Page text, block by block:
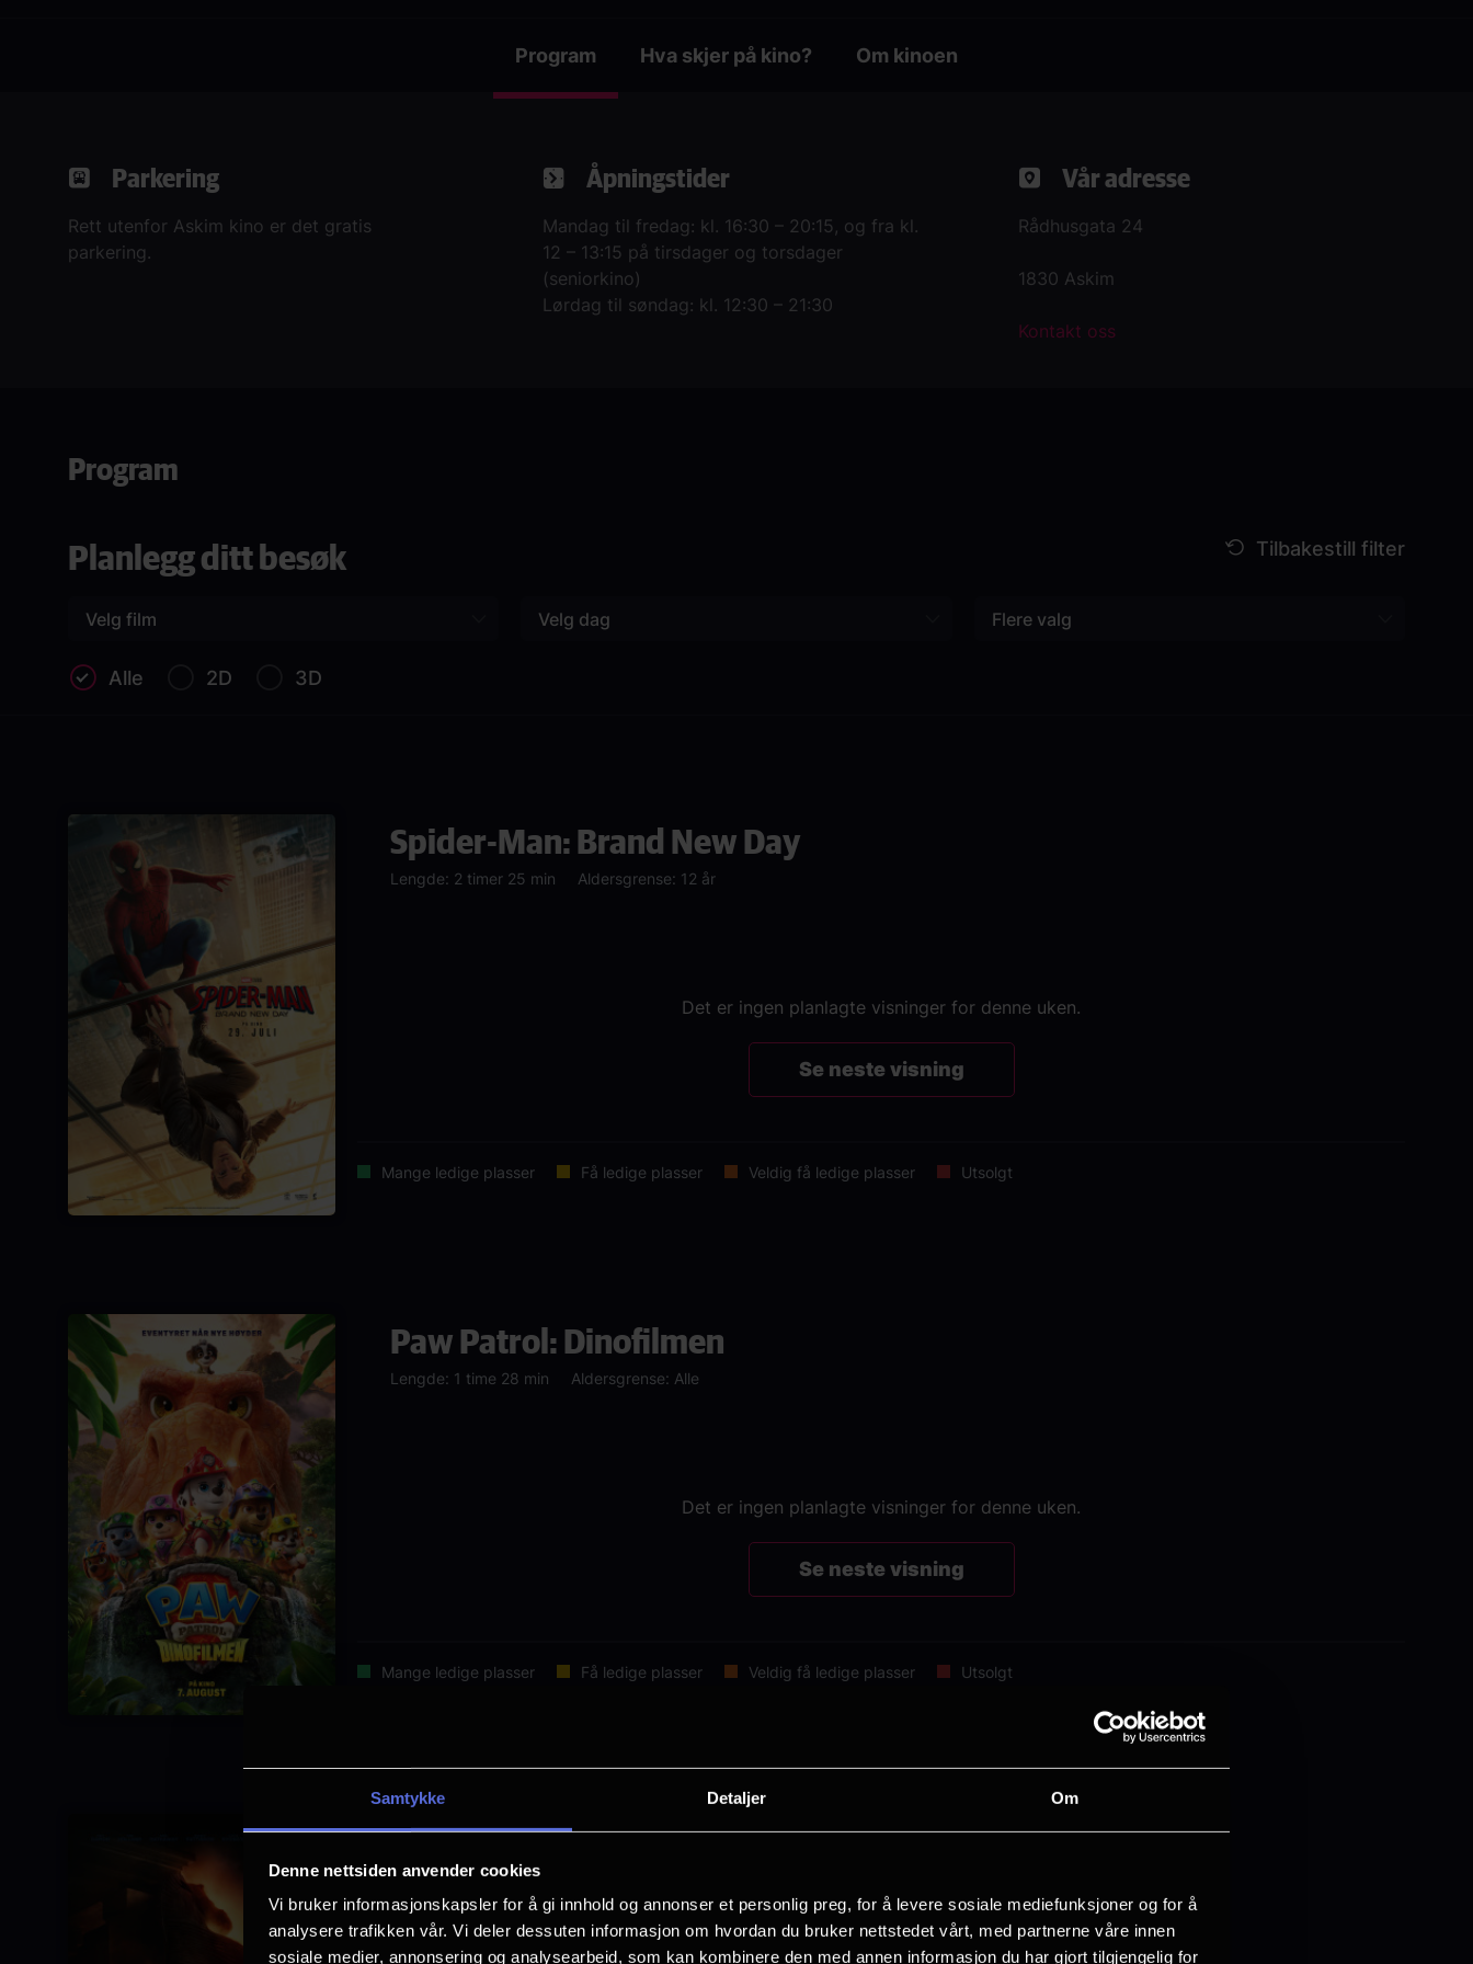
Samtykke Detaljer Om
Denne nettsiden anvender cookies
Vi bruker informasjonskapsler for å gi innhold og annonser et personlig preg, for å levere sosiale mediefunksjoner og for å
analysere trafikken vår. Vi deler dessuten informasjon om hvordan du bruker nettstedet vårt, med partnerne våre innen
sosiale medier, annonsering og analysearbeid, som kan kombinere den med annen informasjon du har gjort tilgjengelig for
Program
Hva skjer på kino? Om kinoen
Parkering
Rett utenfor Askim kino er det gratis
parkering.
Åpningstider
Mandag til fredag: kl. 16:30 – 20:15, og fra kl.
12 – 13:15 på tirsdager og torsdager
(seniorkino)
Lørdag til søndag: kl. 12:30 – 21:30
Vår adresse
Rådhusgata 24
1830 Askim
Kontakt oss
Program
Planlegg ditt besøk
Velg film Velg dag Flere valg
Alle 2D 3D
Spider-Man: Brand New Day
Lengde: 2 timer 25 min Aldersgrense: 12 år
Det er ingen planlagte visninger for denne uken.
Se neste visning
Mange ledige plasser Få ledige plasser Veldig få ledige plasser Utsolgt
Paw Patrol: Dinofilmen
Lengde: 1 time 28 min Aldersgrense: Alle
Det er ingen planlagte visninger for denne uken.
Se neste visning
Mange ledige plasser Få ledige plasser Veldig få ledige plasser Utsolgt
The Odyssey
Lengde: 2 timer 52 min